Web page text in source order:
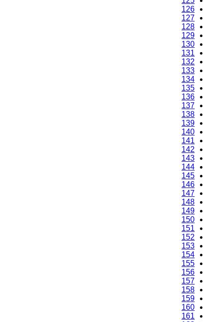
126
127
128
129
130
131
132
133
134
135
136
137
138
139
140
141
142
143
144
145
146
147
148
149
150
151
152
153
154
155
156
157
158
159
160
161